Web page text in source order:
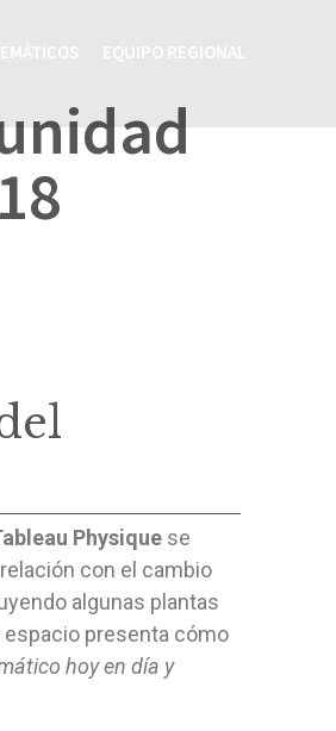
Physique se
con el cambio
algunas plantas
presenta cómo
hoy en día y